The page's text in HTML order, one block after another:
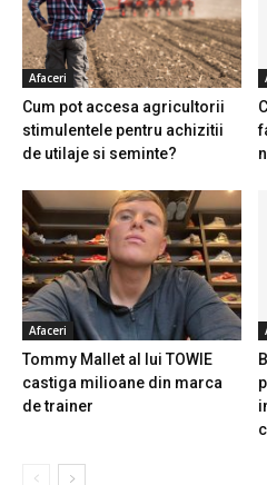
Afaceri
Cum pot accesa agricultorii
stimulentele pentru achizitii
de utilaje si seminte?
Afaceri
Tommy Mallet al lui TOWIE
castiga milioane din marca
de trainer